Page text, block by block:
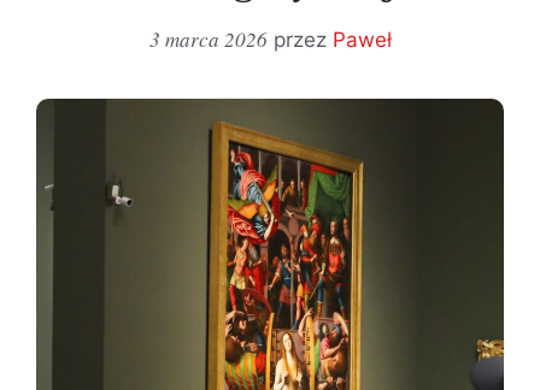
3 marca 2026 przez Paweł